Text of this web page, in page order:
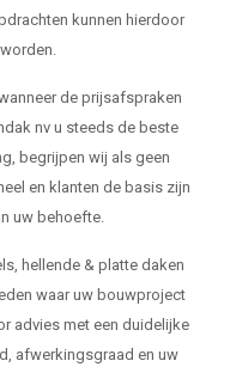
kunnen hierdoor
de prijsafspraken
nv u steeds de beste
begrijpen wij als geen
en klanten de basis zijn
uw behoefte.
hellende & platte daken
waar uw bouwproject
advies met een duidelijke
afwerkingsgraad en uw